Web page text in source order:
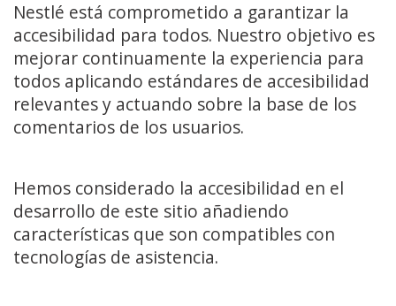
Nestlé está comprometido a garantizar la
accesibilidad para todos. Nuestro objetivo es
mejorar continuamente la experiencia para
todos aplicando estándares de accesibilidad
relevantes y actuando sobre la base de los
comentarios de los usuarios.
Hemos considerado la accesibilidad en el
desarrollo de este sitio añadiendo
características que son compatibles con
tecnologías de asistencia.